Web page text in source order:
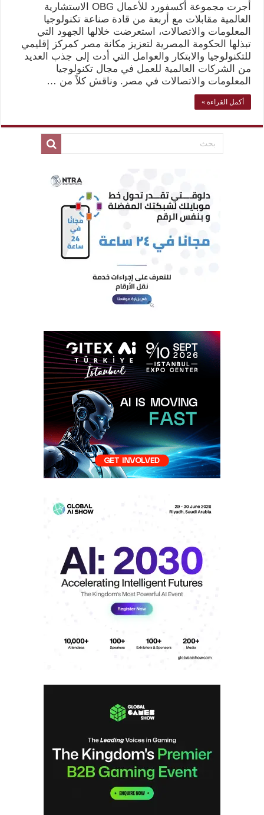
أجرت مجموعة أكسفورد للأعمال OBG الاستشارية
العالمية مقابلات مع أربعة من قادة صناعة تكنولوجيا
المعلومات والاتصالات، استعرضت خلالها الجهود التي
تبذلها الحكومة المصرية لتعزيز مكانة مصر كمركز إقليمي
للتكنولوجيا والابتكار والعوامل التي أدت إلى جذب العديد
من الشركات العالمية للعمل في مجال تكنولوجيا
المعلومات والاتصالات في مصر. وناقش كلاً من …
أكمل القراءة »